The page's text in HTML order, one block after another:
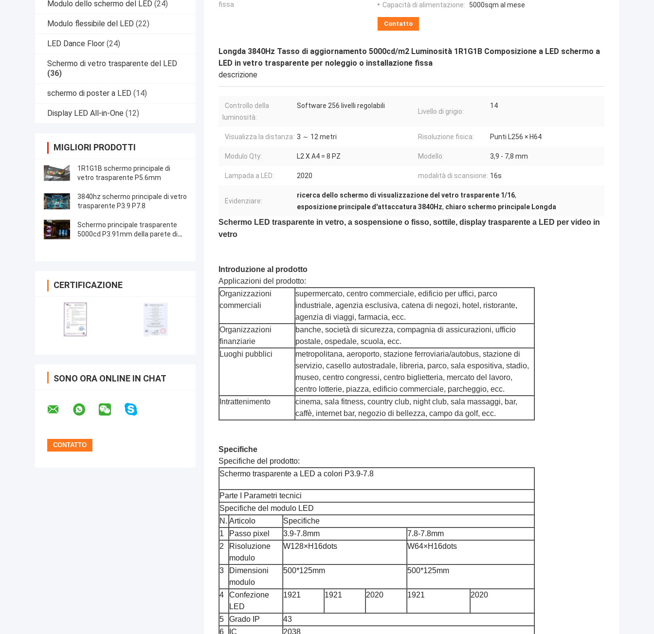
Modulo dello schermo del LED (24)
Modulo flessibile del LED (22)
LED Dance Floor (24)
Schermo di vetro trasparente del LED
(36)
schermo di poster a LED (14)
Display LED All-in-One (12)
MIGLIORI PRODOTTI
1R1G1B schermo principale di
vetro trasparente P5.6mm
3840hz schermo principale di vetro
trasparente P3.9 P7.8
Schermo principale trasparente
5000cd P3.91mm della parete di
CERTIFICAZIONE
SONO ORA ONLINE IN CHAT
fissa
Capacità di alimentazione:
5000sqm al mese
Contatto
Longda 3840Hz Tasso di aggiornamento 5000cd/m2 Luminosità 1R1G1B Composizione a LED schermo a
LED in vetro trasparente per noleggio o installazione fissa
descrizione
Controllo della
luminosità:
Software 256 livelli regolabili
Livello di grigio:
14
Visualizza la distanza: 3 ～ 12 metri Risoluzione fisica: Punti L256 × H64
Modulo Qty: L2 X A4 = 8 PZ Modello: 3,9 - 7,8 mm
Lampada a LED: 2020 modalità di scansione: 16s
Evidenziare:
ricerca dello schermo di visualizzazione del vetro trasparente 1/16,
esposizione principale d'attaccatura 3840Hz, chiaro schermo principale Longda
Schermo LED trasparente in vetro, a sospensione o fisso, sottile, display trasparente a LED per video in
vetro
Introduzione al prodotto
Applicazioni del prodotto:
Organizzazioni
commerciali
supermercato, centro commerciale, edificio per uffici, parco
industriale, agenzia esclusiva, catena di negozi, hotel, ristorante,
agenzia di viaggi, farmacia, ecc.
Organizzazioni
finanziarie
banche, società di sicurezza, compagnia di assicurazioni, ufficio
postale, ospedale, scuola, ecc.
Luoghi pubblici
metropolitana, aeroporto, stazione ferroviaria/autobus, stazione di
servizio, casello autostradale, libreria, parco, sala espositiva, stadio,
museo, centro congressi, centro biglietteria, mercato del lavoro,
centro lotterie, piazza, edificio commerciale, parcheggio, ecc.
Intrattenimento
cinema, sala fitness, country club, night club, sala massaggi, bar,
caffè, internet bar, negozio di bellezza, campo da golf, ecc.
Specifiche
Specifiche del prodotto:
Schermo trasparente a LED a colori P3.9-7.8
Parte I Parametri tecnici
Specifiche del modulo LED
N. Articolo
Specifiche
1
Passo pixel 3.9-7.8mm
7.8-7.8mm
2
Risoluzione
modulo
W128×H16dots W64×H16dots
3
Dimensioni
modulo
500*125mm 500*125mm
4
Confezione
LED
1921 1921 2020 1921 2020
5 Grado IP
43
6
IC
2038